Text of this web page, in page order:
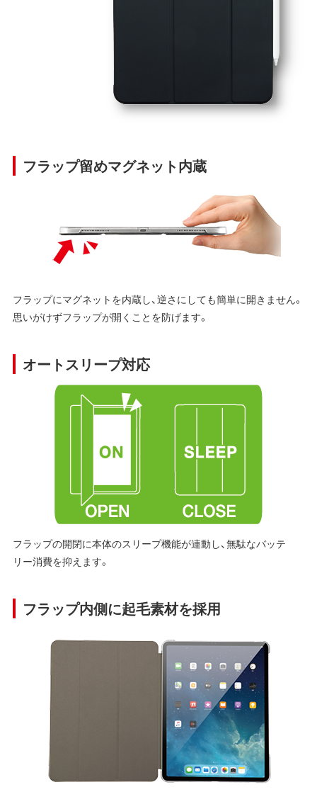
フラップ留めマグネット内蔵
フラップにマグネットを内蔵し、逆さにしても簡単に開きません。
思いがけずフラップが開くことを防げます。
オートスリープ対応
フラップの開閉に本体のスリープ機能が連動し、無駄なバッテ
リー消費を抑えます。
フラップ内側に起毛素材を採用